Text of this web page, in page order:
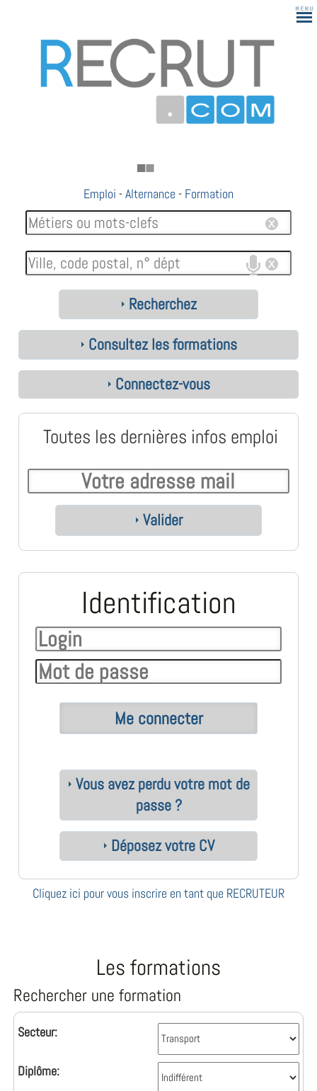
Emploi -Alternance - Formation
Recherchez
Consultez les formations
Connectez-vous
Toutes les dernières infos emploi
Valider
Identification
Vous avez perdu votre mot de
passe ?
Déposez votre CV
Cliquez ici pour vous inscrire en tant que RECRUTEUR
Les formations
Rechercher une formation
Secteur:
Diplôme: